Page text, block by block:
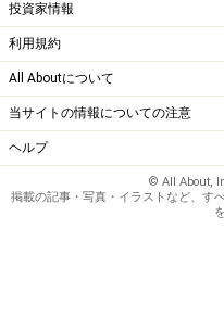
投資家情報
利用規約
All Aboutについて
当サイトの情報についての注意
ヘルプ
© All About,
掲載の記事・写真・イラストなど、す